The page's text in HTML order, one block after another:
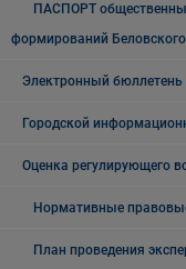
ПАСПОРТ
формирований Беловского
Электронный бюллетень
Городской
Оценка регулирующего
Нормативные
План проведения